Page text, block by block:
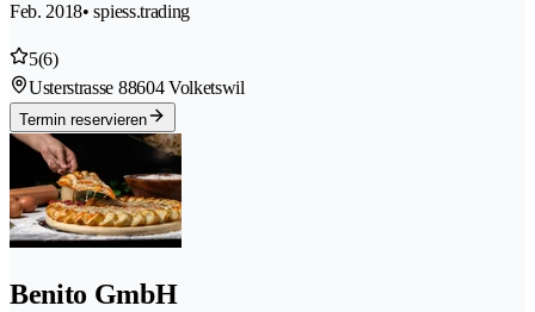
Feb. 2018• spiess.trading
5(6)
Usterstrasse 88604 Volketswil
Termin reservieren
Benito GmbH